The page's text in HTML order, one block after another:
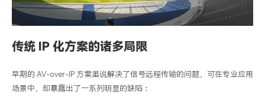
传统 IP 化方案的诸多局限
早期的 AV-over-IP 方案虽说解决了信号远程传输的问题，可在专业应用
场景中，却暴露出了一系列明显的缺陷：